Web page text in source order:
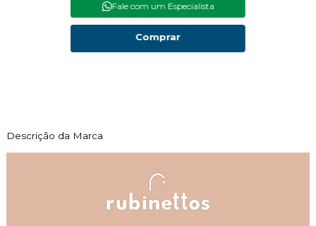
Fale com um Especialista
Comprar
Descrição da Marca